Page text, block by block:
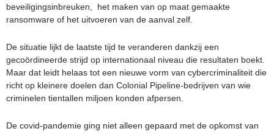
beveiligingsinbreuken, het maken van op maat gemaakte
ransomware of het uitvoeren van de aanval zelf.
De situatie lijkt de laatste tijd te veranderen dankzij een
gecoördineerde strijd op internationaal niveau die resultaten boekt.
Maar dat leidt helaas tot een nieuwe vorm van cybercriminaliteit die
richt op kleinere doelen dan Colonial Pipeline-bedrijven van wie
criminelen tientallen miljoen konden afpersen.
De covid-pandemie ging niet alleen gepaard met de opkomst van